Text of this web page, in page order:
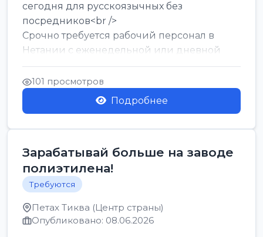
сегодня для русскоязычных без
посредников<br />
Срочно требуется рабочий персонал в
Нетании с еженедельной или дневной
оплатой<br />
Свежие вакансии в Нетании дл...
101 просмотров
Подробнее
Зарабатывай больше на заводе
полиэтилена!
Требуются
Петах Тиква (Центр страны)
Опубликовано: 08.06.2026